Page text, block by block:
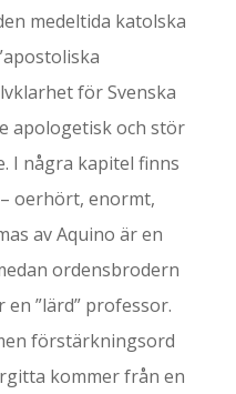
medeltida katolska
för Svenska
apologetisk och stör
I några kapitel finns
oerhört, enormt,
av Aquino är en
ordensbrodern
”lärd” professor.
förstärkningsord
kommer från en